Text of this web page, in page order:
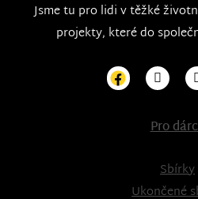
Jsme tu pro lidi v těžké
projekty, které do
Pro
Sbírky
Ukončené